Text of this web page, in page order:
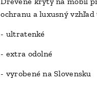
ochranu a luxusný
- ultratenké
- extra odolné
- vyrobené na Slovensku